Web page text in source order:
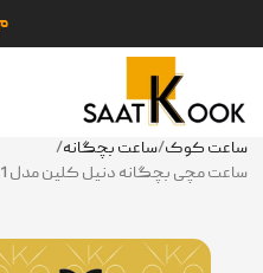
ساعت کوک/ساعت بچگانه/
ساعت مچی بچگانه دنیل کلین مدل DANIEL KLEIN DK.1.12513.1